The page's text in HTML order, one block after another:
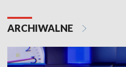
ARCHIWALNE